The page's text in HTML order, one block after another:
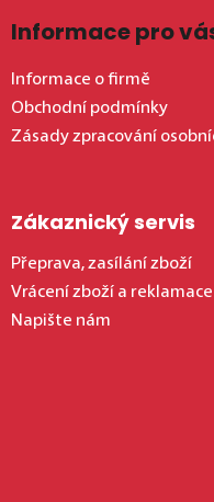
Informace pro
Informace o firmě
Obchodní podmínky
Zásady zpracování
Zákaznický servis
Přeprava, zasílání zboží
Vrácení zboží a reklamace
Napište nám